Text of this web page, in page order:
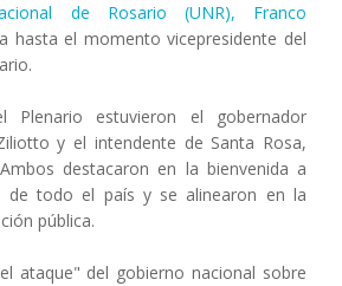
de Rosario (UNR), Franco
hasta el momento vicepresidente del
Plenario estuvieron el gobernador
y el intendente de Santa Rosa,
destacaron en la bienvenida a
de todo el país y se alinearon en la
pública.
ataque" del gobierno nacional sobre